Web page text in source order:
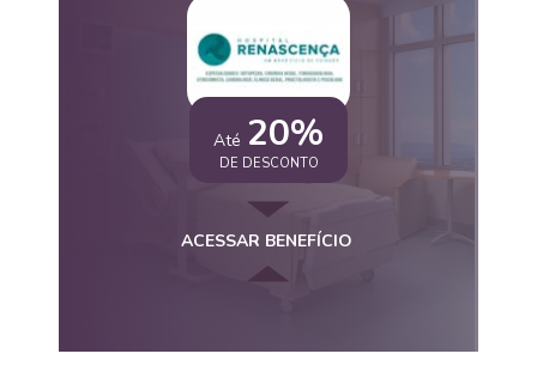
Até 20%
DE DESCONTO
ACESSAR BENEFÍCIO